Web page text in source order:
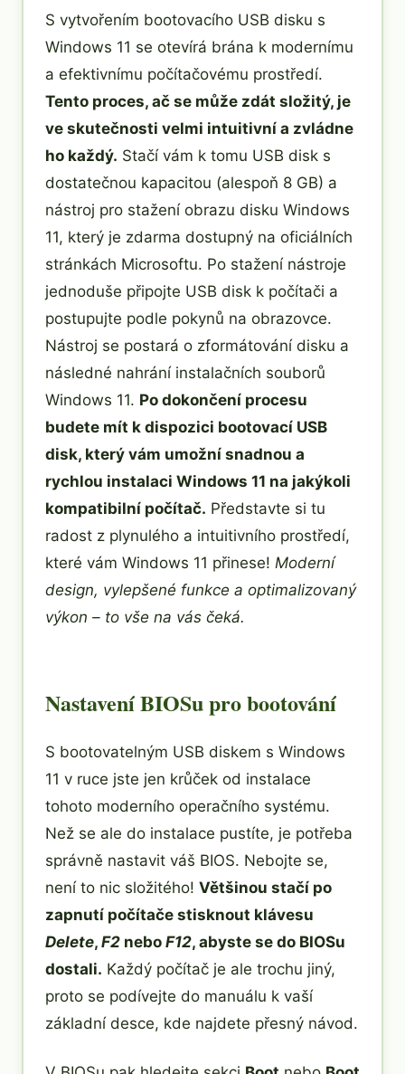
S vytvořením bootovacího USB disku s
Windows 11 se otevírá brána k modernímu
a efektivnímu počítačovému prostředí.
Tento proces, ač se může zdát složitý, je
ve skutečnosti velmi intuitivní a zvládne
ho každý. Stačí vám k tomu USB disk s
dostatečnou kapacitou (alespoň 8 GB) a
nástroj pro stažení obrazu disku Windows
11, který je zdarma dostupný na oficiálních
stránkách Microsoftu. Po stažení nástroje
jednoduše připojte USB disk k počítači a
postupujte podle pokynů na obrazovce.
Nástroj se postará o zformátování disku a
následné nahrání instalačních souborů
Windows 11. Po dokončení procesu
budete mít k dispozici bootovací USB
disk, který vám umožní snadnou a
rychlou instalaci Windows 11 na jakýkoli
kompatibilní počítač. Představte si tu
radost z plynulého a intuitivního prostředí,
které vám Windows 11 přinese! Moderní
design, vylepšené funkce a optimalizovaný
výkon – to vše na vás čeká.
Nastavení BIOSu pro bootování
S bootovatelným USB diskem s Windows
11 v ruce jste jen krůček od instalace
tohoto moderního operačního systému.
Než se ale do instalace pustíte, je potřeba
správně nastavit váš BIOS. Nebojte se,
není to nic složitého! Většinou stačí po
zapnutí počítače stisknout klávesu
Delete, F2 nebo F12, abyste se do BIOSu
dostali. Každý počítač je ale trochu jiný,
proto se podívejte do manuálu k vaší
základní desce, kde najdete přesný návod.